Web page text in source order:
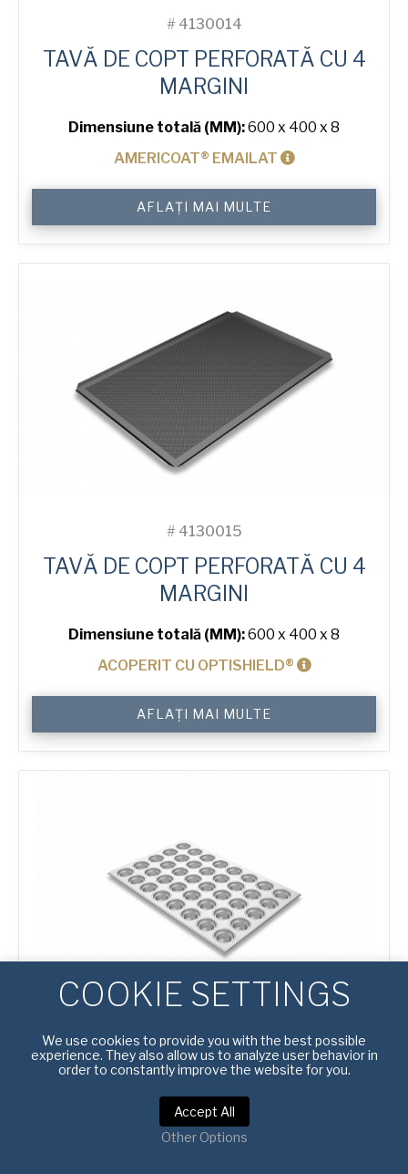
# 4130014
TAVĂ DE COPT PERFORATĂ CU 4
MARGINI
Dimensiune totală (MM):600 x 400 x 8
AMERICOAT® EMAILAT
Sided
Perforated
Baking
AFLAȚI MAI MULTE
# 4130015
TAVĂ DE COPT PERFORATĂ CU 4
MARGINI
Dimensiune totală (MM):600 x 400 x 8
ACOPERIT CU OPTISHIELD®
Sided
Perforated
Baking
AFLAȚI MAI MULTE
#4420005-1
TAVĂ CROWN PENTRU MINI
BRIOȘE/MUFFINS CU 40 DE
ALVEOLE
COOKIE SETTINGS
We use cookies to provide you with the best possible
experience. They also allow us to analyze user behavior in
order to constantly improve the website for you.
Accept All
Other Options